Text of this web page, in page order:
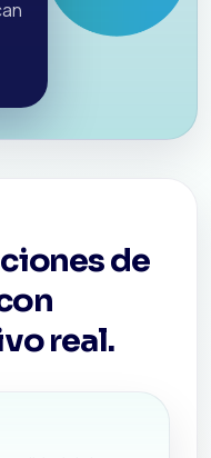
de
real.